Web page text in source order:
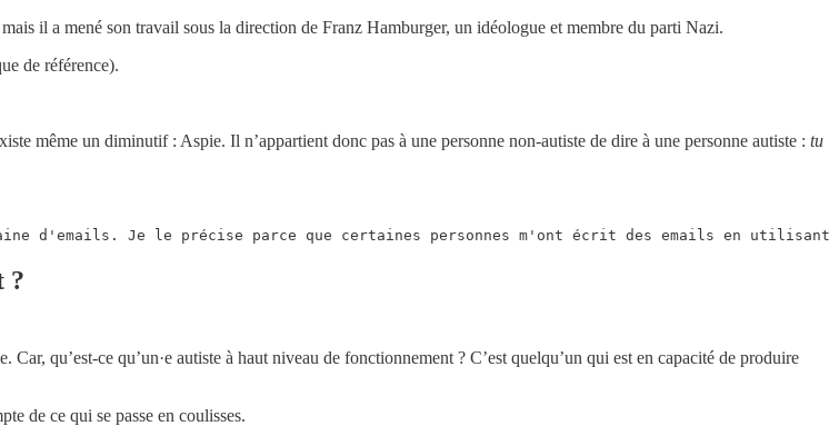
il a mené son travail sous la direction de Franz Hamburger, un idéologue et membre du parti Nazi.
de référence).
même un diminutif : Aspie. Il n’appartient donc pas à une personne non-autiste de dire à une personne autiste : tu
d'emails. Je le précise parce que certaines personnes m'ont écrit des emails en
?
Car, qu’est-ce qu’un·e autiste à haut niveau de fonctionnement ? C’est quelqu’un qui est en capacité de produire
de ce qui se passe en coulisses.